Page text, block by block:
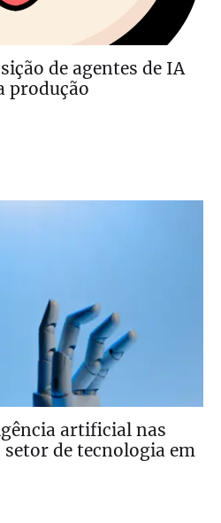
de agentes de IA
produção
artificial nas
de tecnologia em